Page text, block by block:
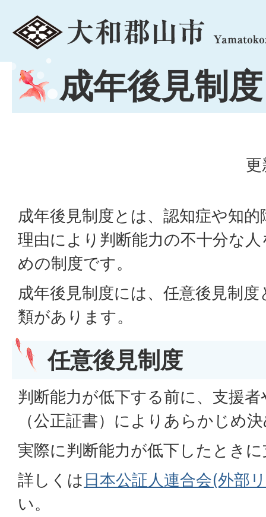
menu
成年後見制度
成年後見制度とは、認知症や知
理由により判断能力の不十分な
めの制度です。
成年後見制度には、任意後見制
類があります。
任意後見制度
判断能力が低下する前に、支援
（公正証書）によりあらかじめ
実際に判断能力が低下したとき
詳しくは 日本公証人連合会(外部
い。